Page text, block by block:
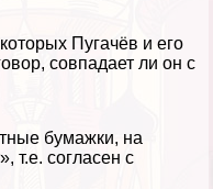
Пугачёв и его
совпадает ли он с
бумажки, на
т.е. согласен с